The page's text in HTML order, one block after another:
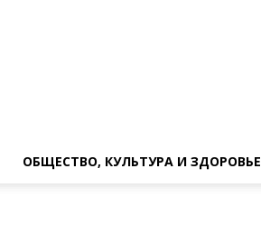
ОБЩЕСТВО, КУЛЬТУРА И ЗДОРОВЬЕ